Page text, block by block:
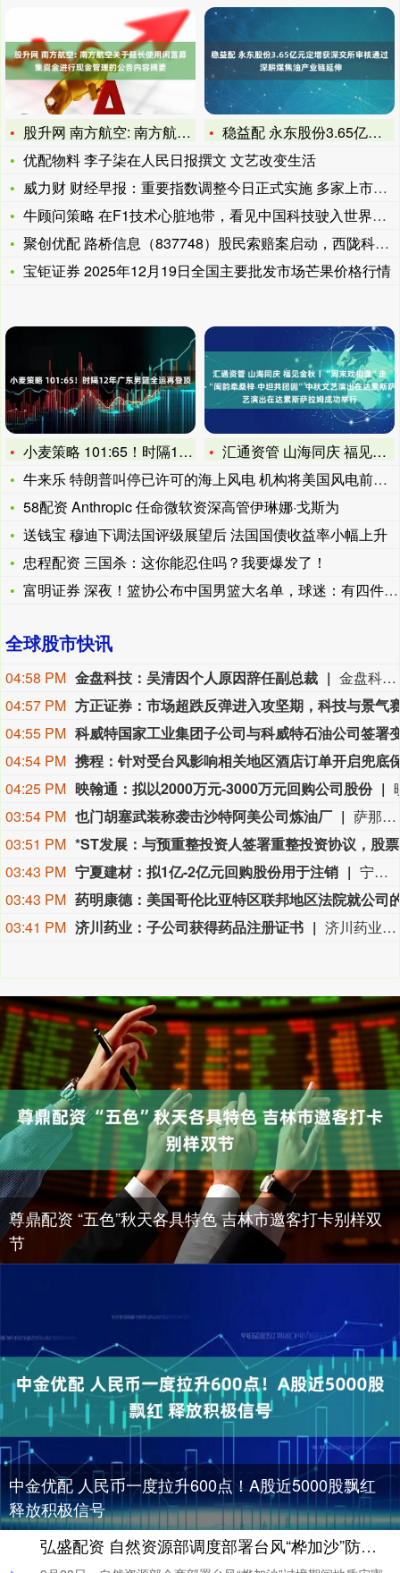
股升网 南方航空: 南方航空关于延长使用闲置募集资金进行现金
稳益配 永东股份3.65亿元定增获深交所审核通过 深耕煤焦油
优配物料 李子柒在人民日报撰文 文艺改变生活
威力财 财经早报：重要指数调整今日正式实施 多家上市公司披露
牛顾问策略 在F1技术心脏地带，看见中国科技驶入世界体系
聚创优配 路桥信息（837748）股民索赔案启动，西陇科学（
宝钜证券 2025年12月19日全国主要批发市场芒果价格行情
小麦策略 101:65！时隔12年广东男篮全运再登顶
汇通资管 山海同庆 福见金秋丨“周末戏相逢”走进坦桑尼亚——
牛来乐 特朗普叫停已许可的海上风电 机构将美国风电前景下调4
58配资 Anthropic 任命微软资深高管伊琳娜·戈斯为
送钱宝 穆迪下调法国评级展望后 法国国债收益率小幅上升
忠程配资 三国杀：这你能忍住吗？我要爆发了！
富明证券 深夜！篮协公布中国男篮大名单，球迷：有四件事出人意
全球股市快讯
04:58 PM 金盘科技：吴清因个人原因辞任副总裁
金盘科技8月9日公告，公司董事会于2026年8月7日收到副总裁吴清的辞职报告，吴清因个人原因申请辞去公司副总裁职务，辞职报告自送达公司董事会之日起生效，吴清仍在公司担任其他职务。
04:57 PM
04:55 PM
04:54 PM
04:25 PM 映翰通：拟以2000万元-3000万元回购公司股份
03:54 PM 也门胡塞武装称袭击沙特阿美公司炼油厂
萨那消息：也门胡塞武装9日称，该组织使用无人机对位于沙特阿拉伯吉赞的沙特阿美公司炼油厂发动了“精准打击”。 胡塞武装发言人叶海亚·萨雷亚在声明中说，此次打击是为了回应不久前沙特无人机侵犯也门领空的行为。 沙特阿拉伯能源部9日早些时候在社交媒体上说，位于吉赞的沙特阿美公司炼油厂的一处设施当天凌晨发生火灾。该公司工业安全消防队已将火灾扑灭，事故未造成人员伤亡。(新华社)
03:51 PM
03:43 PM 宁夏建材：拟1亿-2亿元回购股份用于注销
宁夏建材公告称，公司拟以集中竞价交易方式回购股份，资金总额不低于1亿元且不超过2亿元，回购价格不超过19.47元/股，回购期限为自股东会审议通过回购方案之日起3个月内。回购股份将用于注销，预计回购数量为513.61万-1027.22万股，占总股本的1.07%-2.15%。本次回购尚需股东会审议，存在未通过、无法实施等风险。
03:43 PM
03:41 PM 济川药业：子公司获得药品注册证书 济川药业(600566)8月9日公告，全资子公司济川药业集团有限公司收到国家药品监督管理局核准签发的小儿通便颗粒《药品注册证书》和美沙拉秦缓释颗粒《药品注册证书》。
尊鼎配资 “五色”秋天各具特色 吉林市邀客打卡别样双
节
中金优配 人民币一度拉升600点！A股近5000股飘红
释放积极信号
弘盛配资 自然资源部调度部署台风“桦加沙”防范应对工作